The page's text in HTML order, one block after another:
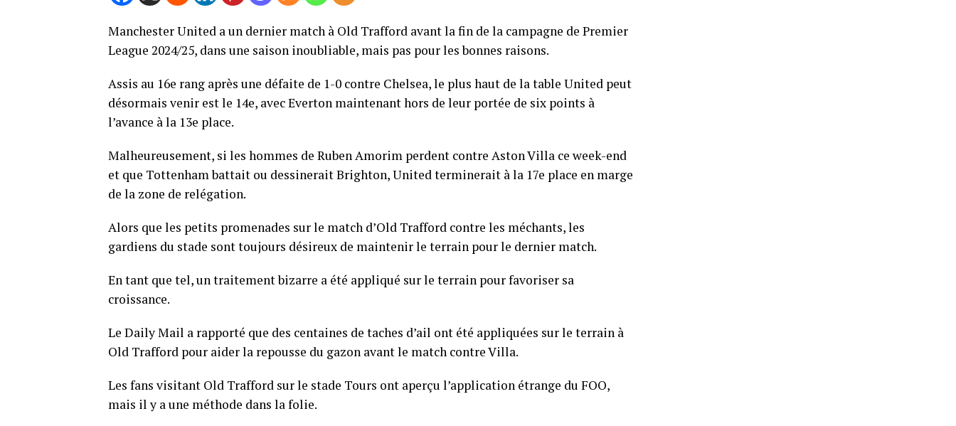
Manchester United a un dernier match à Old Trafford avant la fin de la campagne de Premier
League 2024/25, dans une saison inoubliable, mais pas pour les bonnes raisons.
Assis au 16e rang après une défaite de 1-0 contre Chelsea, le plus haut de la table United peut
désormais venir est le 14e, avec Everton maintenant hors de leur portée de six points à
l’avance à la 13e place.
Malheureusement, si les hommes de Ruben Amorim perdent contre Aston Villa ce week-end
et que Tottenham battait ou dessinerait Brighton, United terminerait à la 17e place en marge
de la zone de relégation.
Alors que les petits promenades sur le match d’Old Trafford contre les méchants, les
gardiens du stade sont toujours désireux de maintenir le terrain pour le dernier match.
En tant que tel, un traitement bizarre a été appliqué sur le terrain pour favoriser sa
croissance.
Le Daily Mail a rapporté que des centaines de taches d’ail ont été appliquées sur le terrain à
Old Trafford pour aider la repousse du gazon avant le match contre Villa.
Les fans visitant Old Trafford sur le stade Tours ont aperçu l’application étrange du FOO,
mais il y a une méthode dans la folie.